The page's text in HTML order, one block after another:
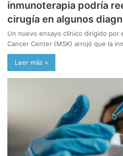
inmunoterapia podría
cirugía en algunos
Un nuevo ensayo clínico dirigido por
Cancer Center (MSK) arrojó que la
Leer más »